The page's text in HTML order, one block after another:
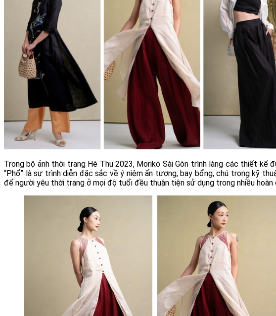
Trong bộ ảnh thời trang Hè Thu 2023, Moriko Sài Gòn trình làng các thiết
“Phổ” là sự trình diễn đặc sắc về ý niệm ấn tượng, bay bổng, chú trọng kỹ
để người yêu thời trang ở mọi độ tuổi đều thuận tiện sử dụng trong nhiều hoàn